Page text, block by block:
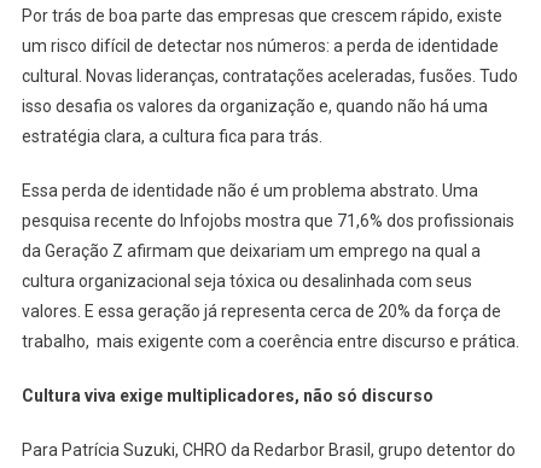
Por trás de boa parte das empresas que crescem rápido, existe
um risco difícil de detectar nos números: a perda de identidade
cultural. Novas lideranças, contratações aceleradas, fusões. Tudo
isso desafia os valores da organização e, quando não há uma
estratégia clara, a cultura fica para trás.
Essa perda de identidade não é um problema abstrato. Uma
pesquisa recente do Infojobs mostra que 71,6% dos profissionais
da Geração Z afirmam que deixariam um emprego na qual a
cultura organizacional seja tóxica ou desalinhada com seus
valores. E essa geração já representa cerca de 20% da força de
trabalho, mais exigente com a coerência entre discurso e prática.
Cultura viva exige multiplicadores, não só discurso
Para Patrícia Suzuki, CHRO da Redarbor Brasil, grupo detentor do